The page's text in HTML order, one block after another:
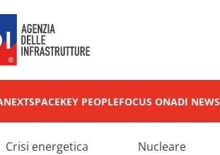
NEXTSPACEKEY PEOPLEFOCUS ONADI NEWS
Crisi energetica Nucleare